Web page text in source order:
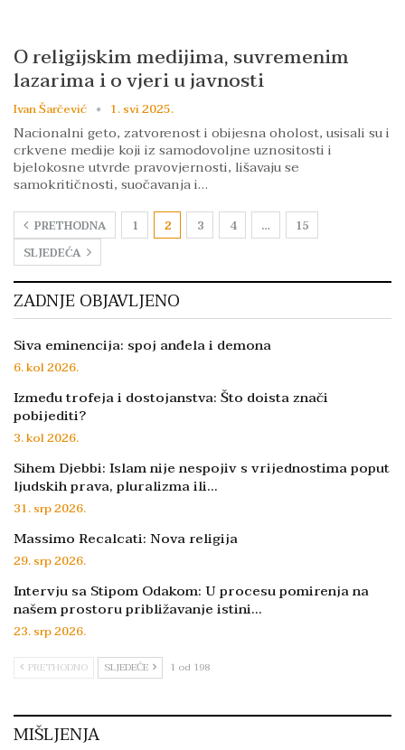
O religijskim medijima, suvremenim
lazarima i o vjeri u javnosti
Ivan Šarčević 1. svi 2025.
Nacionalni geto, zatvorenost i obijesna oholost, usisali su i
crkvene medije koji iz samodovoljne uznositosti i
bjelokosne utvrde pravovjernosti, lišavaju se
samokritičnosti, suočavanja i…
PRETHODNA 1 2 3 4 …
15
SLJEDEĆA
ZADNJE OBJAVLJENO
Siva eminencija: spoj anđela i demona
6. kol 2026.
Između trofeja i dostojanstva: Što doista znači
pobijediti?
3. kol 2026.
Sihem Djebbi: Islam nije nespojiv s vrijednostima poput
ljudskih prava, pluralizma ili…
31. srp 2026.
Massimo Recalcati: Nova religija
29. srp 2026.
Intervju sa Stipom Odakom: U procesu pomirenja na
našem prostoru približavanje istini…
23. srp 2026.
PRETHODNO SLJEDEĆE 1 od 198
MIŠLJENJA